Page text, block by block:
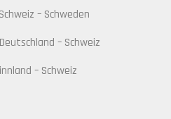
– Schweden
– Schweiz
– Schweiz